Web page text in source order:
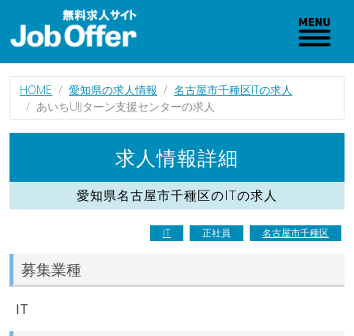
HOME 愛知県の求人情報
名古屋市千種区ITの求人
あいちUIJターン支援センターの求人
求人情報詳細
愛知県名古屋市千種区のITの求人
IT 正社員 名古屋市千種区
募集業種
IT